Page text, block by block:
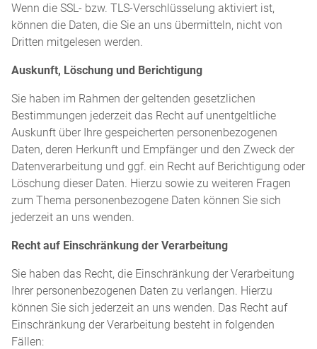
Wenn die SSL- bzw. TLS-Verschlüsselung aktiviert ist,
können die Daten, die Sie an uns übermitteln, nicht von
Dritten mitgelesen werden.
Auskunft, Löschung und Berichtigung
Sie haben im Rahmen der geltenden gesetzlichen
Bestimmungen jederzeit das Recht auf unentgeltliche
Auskunft über Ihre gespeicherten personenbezogenen
Daten, deren Herkunft und Empfänger und den Zweck der
Datenverarbeitung und ggf. ein Recht auf Berichtigung oder
Löschung dieser Daten. Hierzu sowie zu weiteren Fragen
zum Thema personenbezogene Daten können Sie sich
jederzeit an uns wenden.
Recht auf Einschränkung der Verarbeitung
Sie haben das Recht, die Einschränkung der Verarbeitung
Ihrer personenbezogenen Daten zu verlangen. Hierzu
können Sie sich jederzeit an uns wenden. Das Recht auf
Einschränkung der Verarbeitung besteht in folgenden
Fällen: